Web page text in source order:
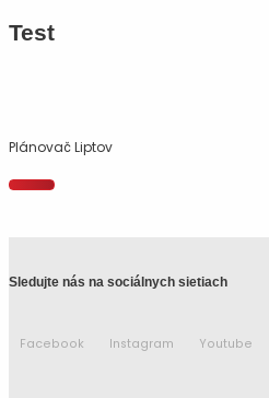
Test
Plánovač Liptov
Sledujte nás na sociálnych sietiach
Facebook Instagram Youtube